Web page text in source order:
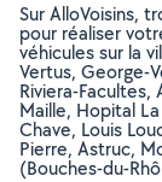
Sur AlloVoisins,
pour réaliser
véhicules sur la
Vertus, George-
Riviera-Facultes,
Maille, Hopital
Chave, Louis
Pierre, Astruc,
(Bouches-du-